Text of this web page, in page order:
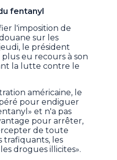
fentanyl
l'imposition de
sur les
le président
eu recours à son
la lutte contre le
américaine, le
pour endiguer
et n'a pas
pour arrêter,
de toute
trafiquants, les
drogues illicites».